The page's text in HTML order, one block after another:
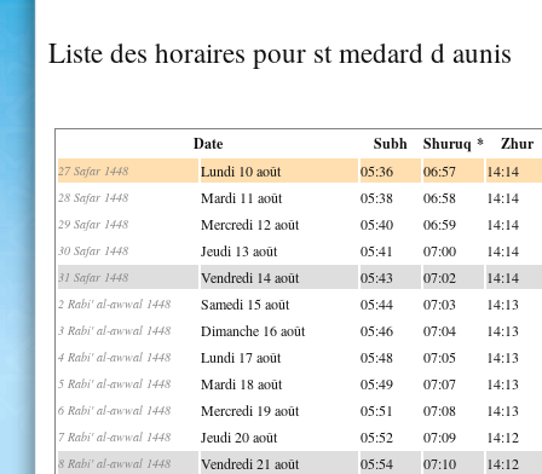
Liste des horaires pour st medard d aunis
Date Subh Shuruq * Zhur
27 Safar 1448 Lundi 10 août 05:36 06:57 14:14
28 Safar 1448 Mardi 11 août 05:38 06:58 14:14
29 Safar 1448 Mercredi 12 août 05:40 06:59 14:14
30 Safar 1448 Jeudi 13 août 05:41 07:00 14:14
31 Safar 1448 Vendredi 14 août 05:43 07:02 14:14
2 Rabi' al-awwal 1448 Samedi 15 août 05:44 07:03 14:13
3 Rabi' al-awwal 1448 Dimanche 16 août 05:46 07:04 14:13
4 Rabi' al-awwal 1448 Lundi 17 août 05:48 07:05 14:13
5 Rabi' al-awwal 1448 Mardi 18 août 05:49 07:07 14:13
6 Rabi' al-awwal 1448 Mercredi 19 août 05:51 07:08 14:13
7 Rabi' al-awwal 1448 Jeudi 20 août 05:52 07:09 14:12
8 Rabi' al-awwal 1448 Vendredi 21 août 05:54 07:10 14:12